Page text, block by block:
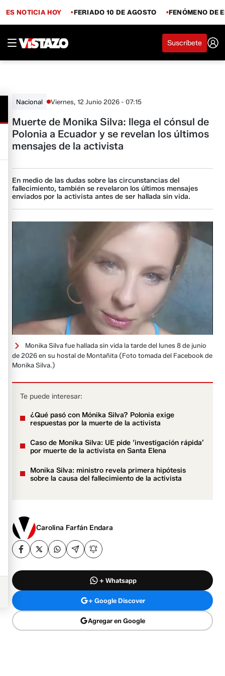
ES NOTICIA HOY FERIADO 10 DE AGOSTO FENÓMENO DE
Suscríbete
Nacional Viernes, 12 Junio 2026 - 07:15
Muerte de Monika Silva: llega el cónsul de
Polonia a Ecuador y se revelan los últimos
mensajes de la activista
En medio de las dudas sobre las circunstancias del
fallecimiento, también se revelaron los últimos mensajes
enviados por la activista antes de ser hallada sin vida.
Monika Silva fue hallada sin vida la tarde del lunes 8 de junio
de 2026 en su hostal de Montañita (Foto tomada del Facebook de
Monika Silva.)
Te puede interesar:
¿Qué pasó con Mónika Silva? Polonia exige
respuestas por la muerte de la activista
Caso de Monika Silva: UE pide ‘investigación rápida’
por muerte de la activista en Santa Elena
Monika Silva: ministro revela primera hipótesis
sobre la causa del fallecimiento de la activista
Carolina Farfán Endara
+ Whatsapp
+ Google Discover
Agregar en Google